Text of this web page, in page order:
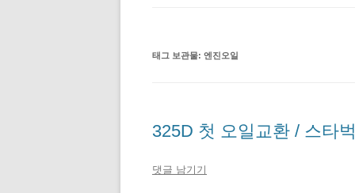
태그 보관물: 엔진오일
325D 첫 오일교환 / 스타
댓글 남기기